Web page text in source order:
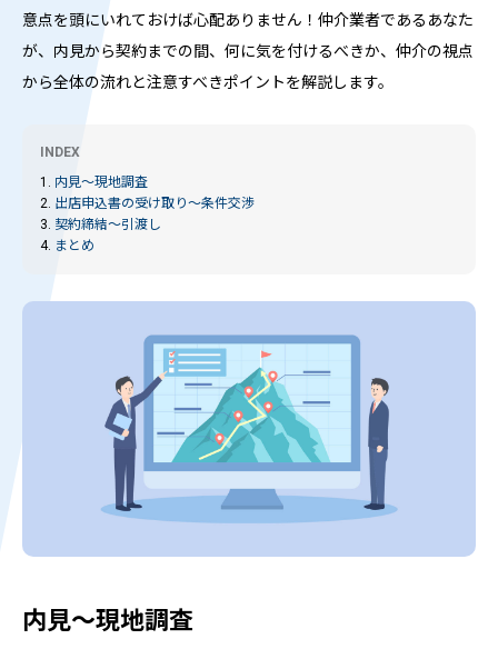
意点を頭にいれておけば心配ありません！仲介業者であるあなた
が、内見から契約までの間、何に気を付けるべきか、仲介の視点
から全体の流れと注意すべきポイントを解説します。
INDEX
1. 内見～現地調査
2. 出店申込書の受け取り～条件交渉
3. 契約締結～引渡し
4. まとめ
内見～現地調査